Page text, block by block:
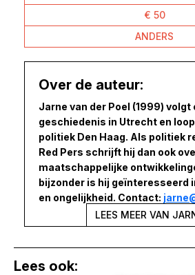
€ 50
ANDERS
Over de auteur:
Jarne van der Poel (1999)
geschiedenis in Utrecht en
politiek Den Haag. Als politiek
Red Pers schrijft hij dan ook
maatschappelijke
bijzonder is hij geïnteresseerd
en ongelijkheid. Contact:
LEES MEER VAN
Lees ook: